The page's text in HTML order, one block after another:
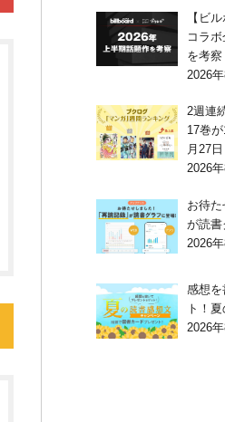
【ビ
コラ
を考察
2026
2週連
17巻
月27
2026
お待た
が読書
2026
感想を
ト！
2026